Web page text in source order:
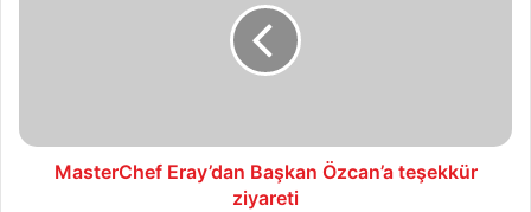
MasterChef Eray’dan Başkan Özcan’a teşekkür
ziyareti